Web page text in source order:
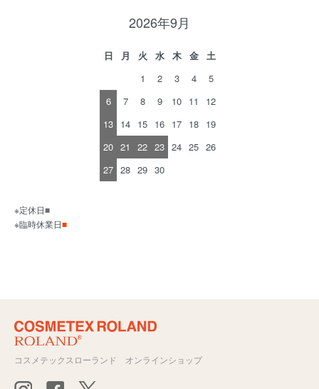
2026年9月
日 月 火 水 木 金
土
1
2 3 4
5
6
7 8 9 10 11
12
13 14 15 16 17 18 19
20 21 22 23 24 25 26
27 28 29 30
※定休日■
※臨時休業日■
コスメテックスローランド オンラインショップ